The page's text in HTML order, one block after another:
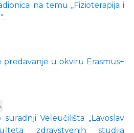
na temu „Fizioterapija i
u okviru Erasmus+
Veleučilišta „Lavoslav
zdravstvenih studija